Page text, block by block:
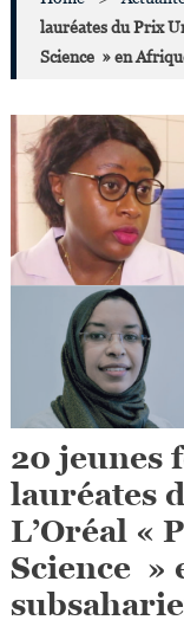
lauréates du Prix
Science » en
20 jeunes
lauréates
L’Oréal «
Science »